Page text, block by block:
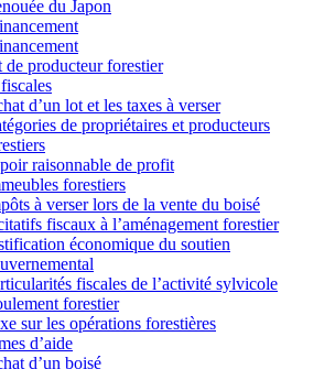
du Japon
de producteur forestier
d’un lot et les taxes à verser
de propriétaires et producteurs
raisonnable de profit
forestiers
à verser lors de la vente du boisé
fiscaux à l’aménagement forestier
économique du soutien
fiscales de l’activité sylvicole
forestier
sur les opérations forestières
d’aide
d’un boisé